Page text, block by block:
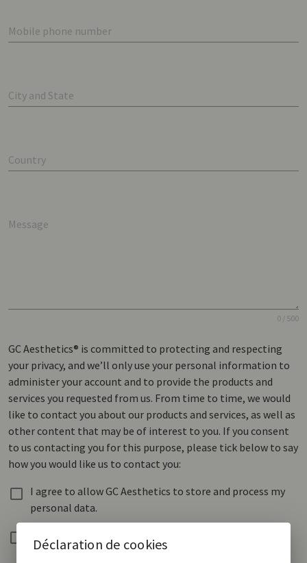
Mobile phone number
City and State
Country
Message
0 / 500
GC Aesthetics® is committed to protecting and respecting
your privacy, and we’ll only use your personal information to
administer your account and to provide the products and
services you requested from us. From time to time, we would
like to contact you about our products and services, as well as
other content that may be of interest to you. If you consent
to us contacting you for this purpose, please tick below to say
how you would like us to contact you:
I agree to allow GC Aesthetics to store and process my
personal data.
I agree to receive other communications from GC
Aesthetics®.
Déclaration de cookies